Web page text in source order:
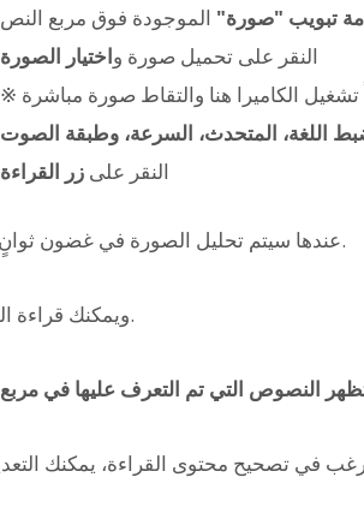
تبويب "صورة" الموجودة فوق مربع النص
النقر على تحميل صورة واختيار الصورة
اللغة، المتحدث، السرعة، وطبقة الصوت
النقر على زر القراءة
عندها سيتم تحليل الصورة في غضون ثوانٍ قليلة.
ويمكنك قراءة الصوت.